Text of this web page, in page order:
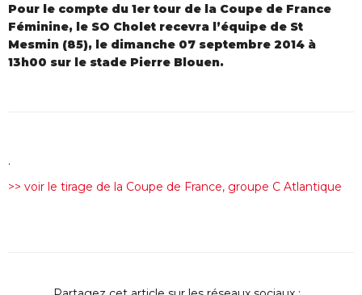
Pour le compte du 1er tour de la Coupe de France
Féminine, le SO Cholet recevra l’équipe de St
Mesmin (85), le dimanche 07 septembre 2014 à
13h00 sur le stade Pierre Blouen.
.
>> voir le tirage de la Coupe de France, groupe C Atlantique